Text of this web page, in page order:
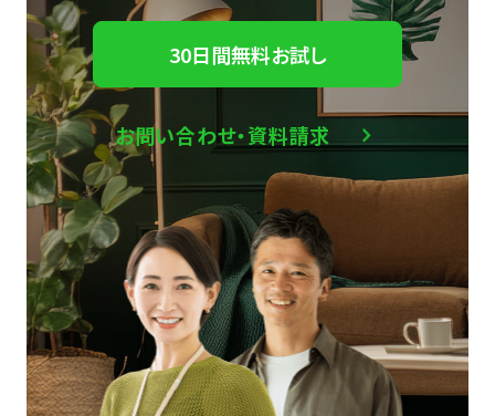
30日間無料お試し
お問い合わせ・資料請求